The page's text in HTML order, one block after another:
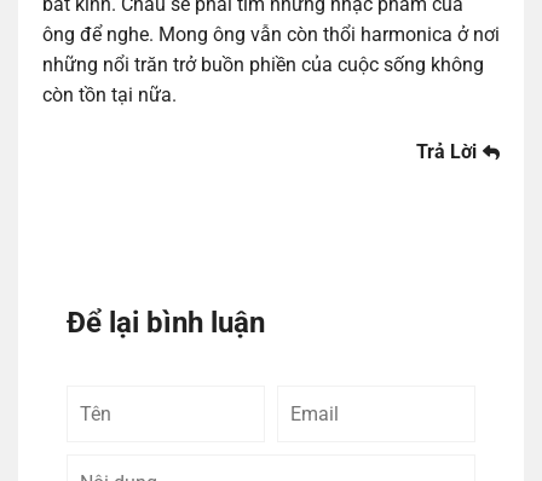
bất kính. Cháu sẽ phải tìm những nhạc phẩm của
ông để nghe. Mong ông vẫn còn thổi harmonica ở nơi
những nổi trăn trở buồn phiền của cuộc sống không
còn tồn tại nữa.
Trả Lời
Để lại bình luận
Tên